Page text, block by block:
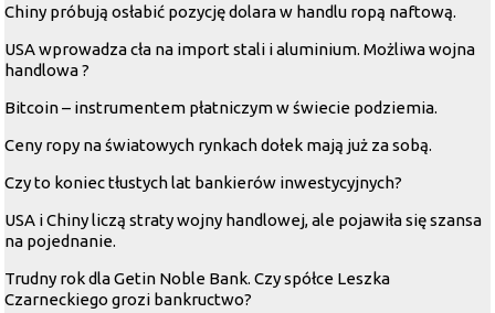
Chiny próbują osłabić pozycję dolara w handlu ropą naftową.
USA wprowadza cła na import stali i aluminium. Możliwa wojna
handlowa ?
Bitcoin – instrumentem płatniczym w świecie podziemia.
Ceny ropy na światowych rynkach dołek mają już za sobą.
Czy to koniec tłustych lat bankierów inwestycyjnych?
USA i Chiny liczą straty wojny handlowej, ale pojawiła się szansa
na pojednanie.
Trudny rok dla Getin Noble Bank. Czy spółce Leszka
Czarneckiego grozi bankructwo?